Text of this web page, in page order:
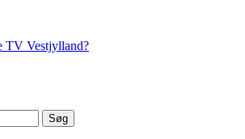
TV Vestjylland?